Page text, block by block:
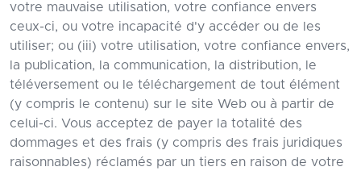
votre mauvaise utilisation, votre confiance envers
ceux-ci, ou votre incapacité d'y accéder ou de les
utiliser; ou (iii) votre utilisation, votre confiance envers,
la publication, la communication, la distribution, le
téléversement ou le téléchargement de tout élément
(y compris le contenu) sur le site Web ou à partir de
celui-ci. Vous acceptez de payer la totalité des
dommages et des frais (y compris des frais juridiques
raisonnables) réclamés par un tiers en raison de votre